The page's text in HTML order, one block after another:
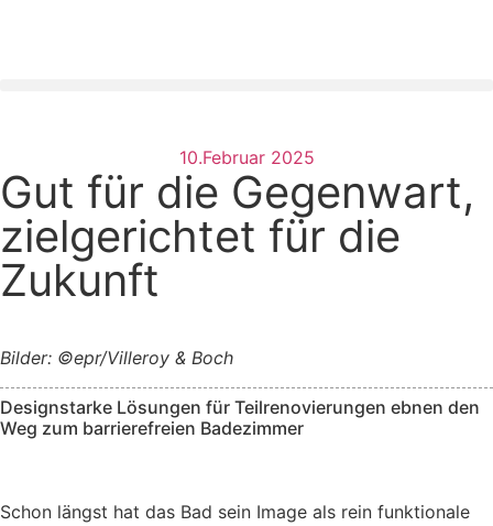
10.Februar 2025
Gut für die Gegenwart,
zielgerichtet für die
Zukunft
Bilder: ©epr/Villeroy & Boch
Designstarke Lösungen für Teilrenovierungen ebnen den
Weg zum barrierefreien Badezimmer
Schon längst hat das Bad sein Image als rein funktionale